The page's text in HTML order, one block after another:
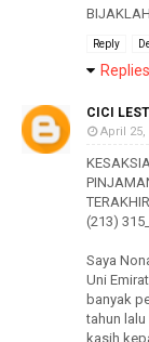
BIJAKLAH
Reply
Replies
CICI
April 25,
(213)
Saya
Uni
banyak
tahun
kasih